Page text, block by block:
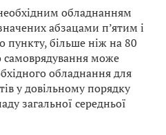
обладнанням
абзацами п’ятим і
пункту, більше ніж на 80
самоврядування може
обладнання для
у довільному порядку
загальної середньої